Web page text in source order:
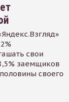
свои
заемщиков
своего